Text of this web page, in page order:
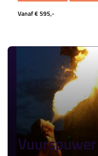
Vanaf € 595,-
Vuurspuwer